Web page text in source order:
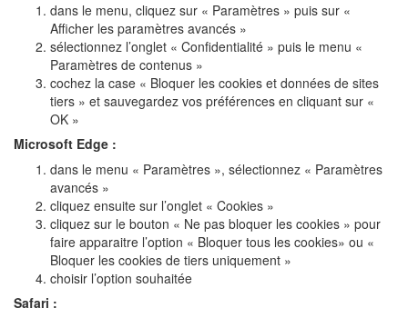
dans le menu, cliquez sur « Paramètres » puis sur «
Afficher les paramètres avancés »
sélectionnez l’onglet « Confidentialité » puis le menu «
Paramètres de contenus »
cochez la case « Bloquer les cookies et données de sites
tiers » et sauvegardez vos préférences en cliquant sur «
OK »
Microsoft Edge :
dans le menu « Paramètres », sélectionnez « Paramètres
avancés »
cliquez ensuite sur l’onglet « Cookies »
cliquez sur le bouton « Ne pas bloquer les cookies » pour
faire apparaitre l’option « Bloquer tous les cookies» ou «
Bloquer les cookies de tiers uniquement »
choisir l’option souhaitée
Safari :